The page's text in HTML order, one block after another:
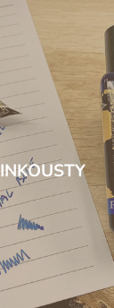
INKOUSTY